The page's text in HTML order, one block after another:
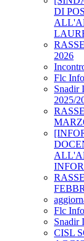
DI
2026
Flc
Snadir
2025/
Flc
Snadir
CISL